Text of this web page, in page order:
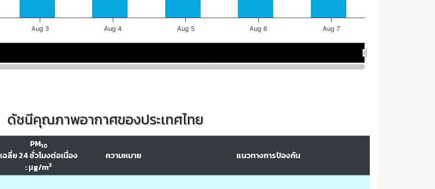
ดัชนีคุณภาพอากาศของประเทศไทย
PM10
เฉลี่ย 24 ชั่วโมงต่อเนื่อง
: μg/m3
ความหมาย แนวทางการป้องกัน